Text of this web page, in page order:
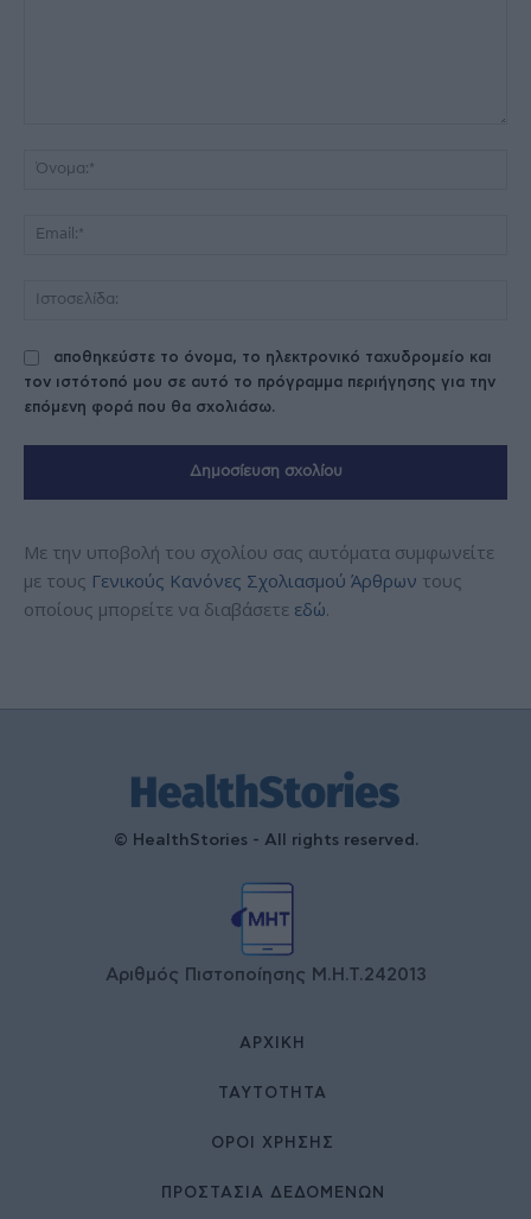
αποθηκεύστε το όνομα, το ηλεκτρονικό ταχυδρομείο και
τον ιστότοπό μου σε αυτό το πρόγραμμα περιήγησης για την
επόμενη φορά που θα σχολιάσω.
Με την υποβολή του σχολίου σας αυτόματα συμφωνείτε
με τους Γενικούς Κανόνες Σχολιασμού Άρθρων τους
οποίους μπορείτε να διαβάσετε εδώ.
© HealthStories - All rights reserved.
Αριθμός Πιστοποίησης Μ.Η.Τ.242013
ΑΡΧΙΚΉ
ΤΑΥΤΌΤΗΤΑ
ΌΡΟΙ ΧΡΉΣΗΣ
ΠΡΟΣΤΑΣΙΑ ΔΕΔΟΜΕΝΩΝ